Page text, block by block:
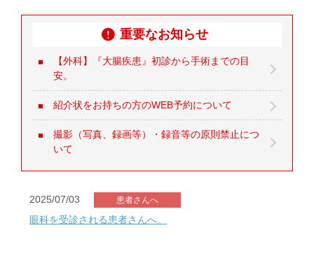
重要なお知らせ
【外科】『大腸疾患』初診から手術までの目
安。
紹介状をお持ちの方のWEB予約について
撮影（写真、録画等）・録音等の原則禁止につ
いて
2025/07/03 患者さんへ
眼科を受診される患者さんへ。